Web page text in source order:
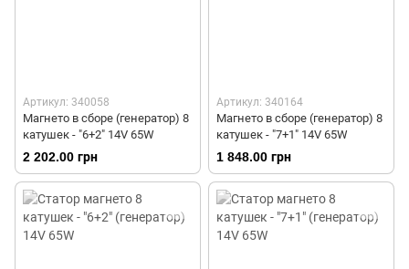
Артикул: 340058
Магнето в сборе (генератор) 8
катушек - "6+2" 14V 65W
2 202.00 грн
Артикул: 340164
Магнето в сборе (генератор) 8
катушек - "7+1" 14V 65W
1 848.00 грн